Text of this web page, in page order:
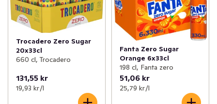
Trocadero Zero Sugar
20x33cl
660 cl, Trocadero
131,55 kr
19,93 kr /l
Fanta Zero Sugar
Orange 6x33cl
198 cl, Fanta zero
51,06 kr
25,79 kr /l